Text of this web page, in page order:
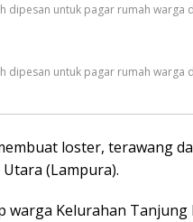
dipesan untuk pagar rumah warga
dipesan untuk pagar rumah warga
loster, terawang
(Lampura).
warga Kelurahan Tanjung